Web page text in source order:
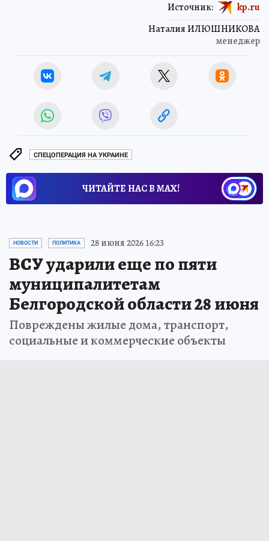
Наталия ИЛЮШНИКОВА
менеджер
Источник: kp.ru
СПЕЦОПЕРАЦИЯ НА УКРАИНЕ
ЧИТАЙТЕ НАС В МАХ!
НОВОСТИ ПОЛИТИКА 28 июня 2026 16:23
ВСУ ударили еще по пяти
муниципалитетам
Белгородской области 28 июня
Повреждены жилые дома, транспорт,
социальные и коммерческие объекты